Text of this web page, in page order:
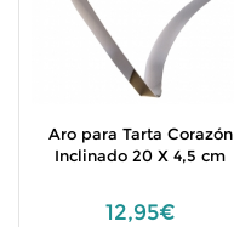
Aro para Tarta Corazón
Inclinado 20 X 4,5 cm
12,95€